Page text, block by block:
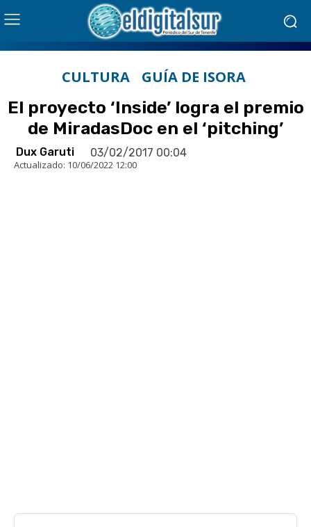
CULTURA GUÍA DE ISORA
El proyecto ‘Inside’ logra el premio
de MiradasDoc en el ‘pitching’
Dux Garuti 03/02/2017 00:04
Actualizado: 10/06/2022 12:00